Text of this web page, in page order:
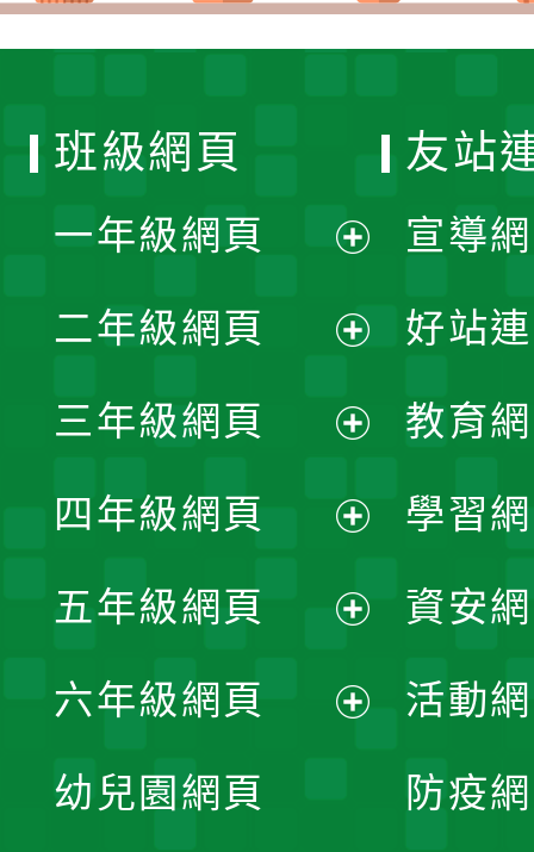
班級網頁
一年級網頁
開
選
單
二年級網頁
開
選
單
三年級網頁
開
選
單
四年級網頁
開
選
五年級網頁
開
六年級網頁
幼兒園網頁
友站
宣導
好站
教育
學習
資安
活動
防疫